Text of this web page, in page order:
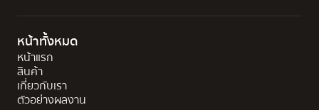
หน้าทั้งหมด
หน้าแรก
สินค้า
เกี่ยวกับเรา
ตัวอย่างผลงาน